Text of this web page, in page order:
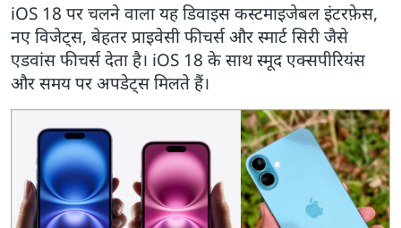
iOS 18 पर चलने वाला यह डिवाइस कस्टमाइजेबल इंटरफ़ेस,
नए विजेट्स, बेहतर प्राइवेसी फीचर्स और स्मार्ट सिरी जैसे
एडवांस फीचर्स देता है। iOS 18 के साथ स्मूद एक्सपीरियंस
और समय पर अपडेट्स मिलते हैं।